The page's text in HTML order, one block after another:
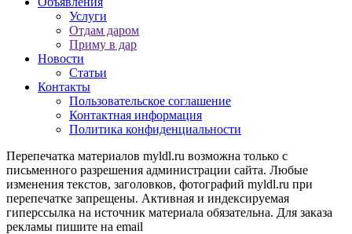
Услуги
Отдам даром
Приму в дар
Новости
Статьи
Контакты
Пользовательское соглашение
Контактная информация
Политика конфиденциальности
Перепечатка материалов myldl.ru возможна только с
письменного разрешения администрации сайта. Любые
изменения текстов, заголовков, фотографий myldl.ru при
перепечатке запрещены. Активная и индексируемая
гиперссылка на источник материала обязательна. Для заказа
рекламы пишите на еmail